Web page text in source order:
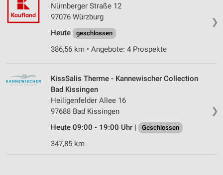
❯
Nürnberger Straße 12
97076 Würzburg
Heute
geschlossen
386,56 km • Angebote: 4 Prospekte
❯
KissSalis Therme - Kannewischer Collection
Bad Kissingen
Heiligenfelder Allee 16
97688 Bad Kissingen
Heute 09:00 - 19:00 Uhr |
Geschlossen
347,85 km